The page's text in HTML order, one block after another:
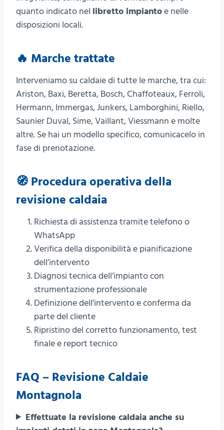
quanto indicato nel libretto impiantoe nelle
disposizioni locali.
🔥 Marche trattate
Interveniamo su caldaie di tutte le marche, tra cui:
Ariston, Baxi, Beretta, Bosch, Chaffoteaux, Ferroli,
Hermann, Immergas, Junkers, Lamborghini, Riello,
Saunier Duval, Sime, Vaillant, Viessmann e molte
altre. Se hai un modello specifico, comunicacelo in
fase di prenotazione.
🧭 Procedura operativa della
revisione caldaia
Richiesta di assistenza tramite telefono o
WhatsApp
Verifica della disponibilità e pianificazione
dell’intervento
Diagnosi tecnica dell’impianto con
strumentazione professionale
Definizione dell’intervento e conferma da
parte del cliente
Ripristino del corretto funzionamento, test
finale e report tecnico
FAQ – Revisione Caldaie
Montagnola
Effettuate la revisione caldaia anche su